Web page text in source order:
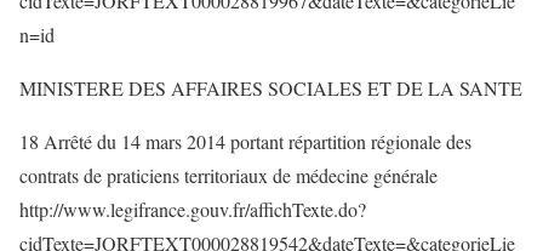
n=id
MINISTERE DES AFFAIRES SOCIALES ET DE LA SANTE
18 Arrêté du 14 mars 2014 portant répartition régionale des
contrats de praticiens territoriaux de médecine générale
http://www.legifrance.gouv.fr/affichTexte.do?
cidTexte=JORFTEXT000028819542&dateTexte=&categorieLie